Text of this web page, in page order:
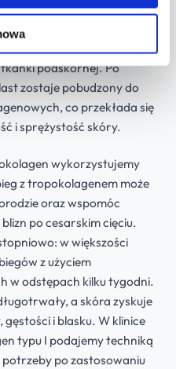
w terapii rozstępów.
ran i pobudza migrację w
czemu wspomaga
podskórnej. Po
zostaje pobudzony do
co przekłada się
i sprężystość skóry.
wykorzystujemy
z tropokolagenem może
oraz wspomóc
po cesarskim cięciu.
w większości
z użyciem
w odstępach kilku tygodni.
a skóra zyskuje
i blasku. W klinice
typu I podajemy techniką
potrzeby po zastosowaniu